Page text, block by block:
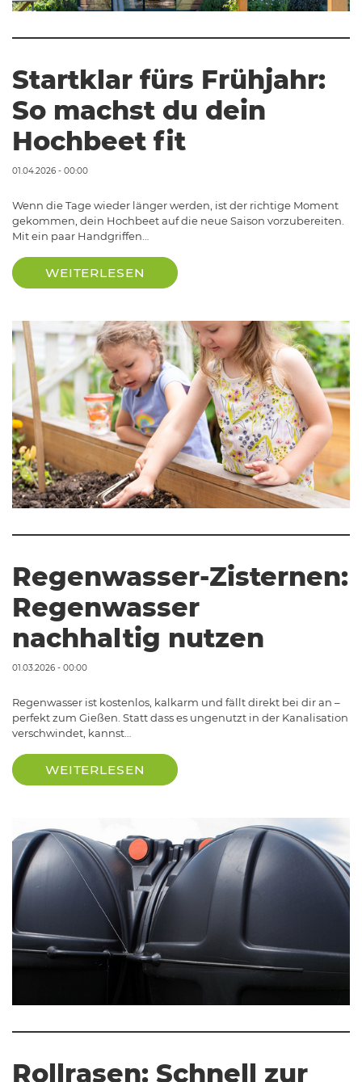
Startklar fürs Frühjahr:
So machst du dein
Hochbeet fit
01.04.2026 - 00:00
Wenn die Tage wieder länger werden, ist der richtige Moment
gekommen, dein Hochbeet auf die neue Saison vorzubereiten.
Mit ein paar Handgriffen…
WEITERLESEN
Regenwasser-Zisternen:
Regenwasser
nachhaltig nutzen
01.03.2026 - 00:00
Regenwasser ist kostenlos, kalkarm und fällt direkt bei dir an –
perfekt zum Gießen. Statt dass es ungenutzt in der Kanalisation
verschwindet, kannst…
WEITERLESEN
Rollrasen: Schnell zur